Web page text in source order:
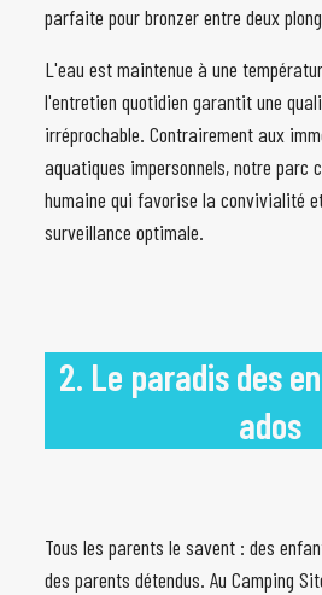
parfaite pour bronzer entre deux
L'eau est maintenue à une température agréable, et
l'entretien quotidien garantit une
irréprochable. Contrairement aux
aquatiques impersonnels, notre parc
humaine qui favorise la convivialité
surveillance optimale.
2. Le paradis des
ados
Tous les parents le savent : des enfants heureux signifient
des parents détendus. Au Camping